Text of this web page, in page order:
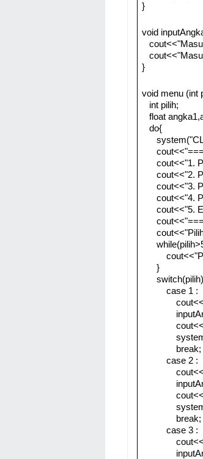
}
void
}
void menu (int
int pilih;
float
do{
cout<<"1.
cout<<"2.
cout<<"3.
cout<<"4.
cout<<"5.
}
case 1 :
break;
case 2 :
break;
case 3 :